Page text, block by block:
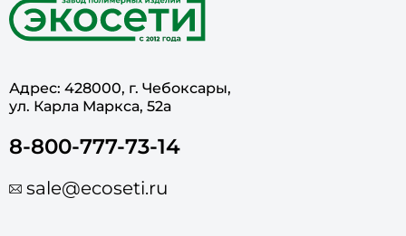
Адрес: 428000, г. Чебоксары,
ул. Карла Маркса, 52а
8-800-777-73-14
sale@ecoseti.ru